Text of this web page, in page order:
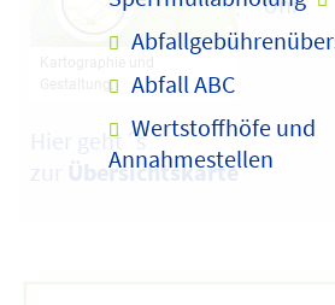
Abfall ABC
Wertstoffhöfe und
Annahmestellen
Hier geht´s
zur Übersichtskarte